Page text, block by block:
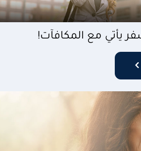
يأتي مع المكافآت!